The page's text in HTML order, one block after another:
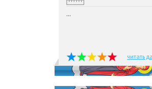
...
читать